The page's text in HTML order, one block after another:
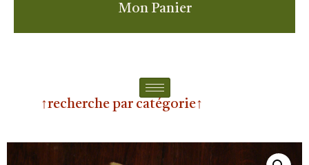
Mon Panier
↑recherche par catégorie↑